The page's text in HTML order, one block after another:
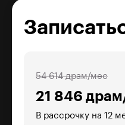
21 846
54 614 драм/мес
В рассрочку на 12